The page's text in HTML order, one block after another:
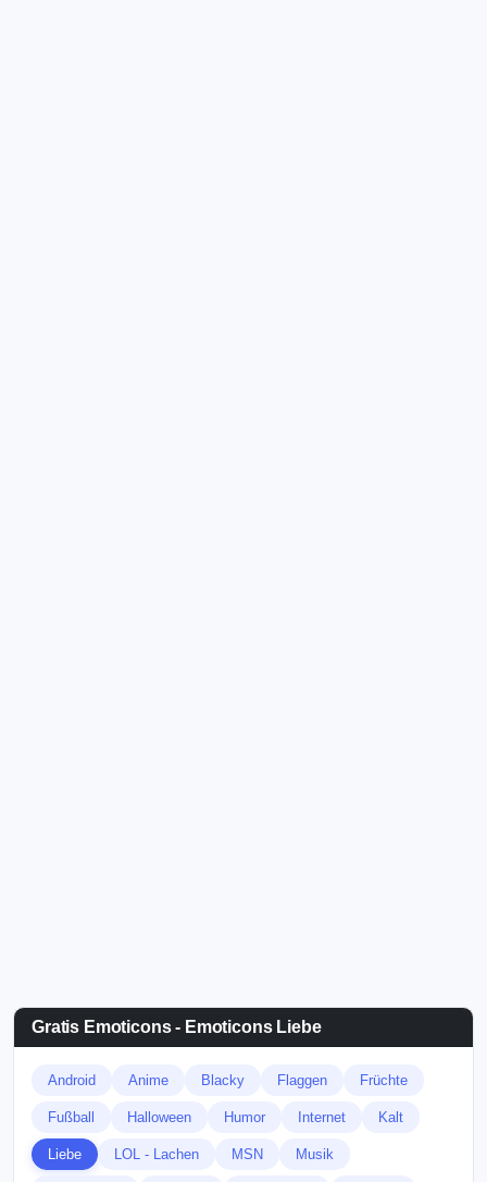
Gratis Emoticons - Emoticons Liebe
Android Anime Blacky Flaggen Früchte
Fußball Halloween Humor Internet Kalt
Liebe LOL - Lachen MSN Musik